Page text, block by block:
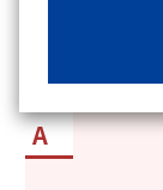
屋内のガ
essary
of all Cookies,
u can change
our browser's
site, please
y